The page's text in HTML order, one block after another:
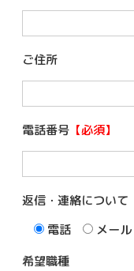
ご住所
電話番号 【必須】
返信・連絡について
電話
メール
希望職種